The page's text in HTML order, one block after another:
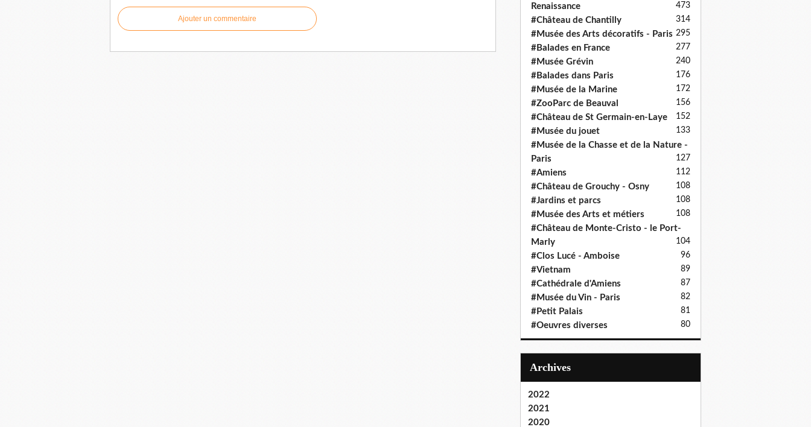
Ajouter un commentaire
Renaissance
473
#Château de Chantilly 314
#Musée des Arts décoratifs - Paris 295
#Balades en France 277
#Musée Grévin 240
#Balades dans Paris 176
#Musée de la Marine 172
#ZooParc de Beauval 156
#Château de St Germain-en-Laye 152
#Musée du jouet 133
#Musée de la Chasse et de la Nature -
Paris
127
#Amiens 112
#Château de Grouchy - Osny 108
#Jardins et parcs 108
#Musée des Arts et métiers 108
#Château de Monte-Cristo - le Port-
Marly
104
#Clos Lucé - Amboise 96
#Vietnam 89
#Cathédrale d'Amiens 87
#Musée du Vin - Paris 82
#Petit Palais 81
#Oeuvres diverses 80
Archives
2022
2021
2020